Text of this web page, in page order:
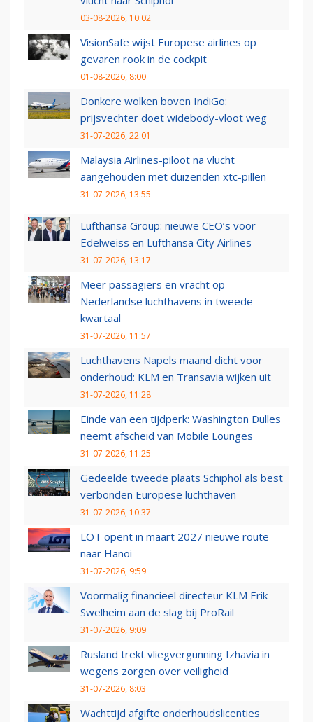
03-08-2026, 10:02
VisionSafe wijst Europese airlines op
gevaren rook in de cockpit
01-08-2026, 8:00
Donkere wolken boven IndiGo:
prijsvechter doet widebody-vloot weg
31-07-2026, 22:01
Malaysia Airlines-piloot na vlucht
aangehouden met duizenden xtc-pillen
31-07-2026, 13:55
Lufthansa Group: nieuwe CEO’s voor
Edelweiss en Lufthansa City Airlines
31-07-2026, 13:17
Meer passagiers en vracht op
Nederlandse luchthavens in tweede
kwartaal
31-07-2026, 11:57
Luchthavens Napels maand dicht voor
onderhoud: KLM en Transavia wijken uit
31-07-2026, 11:28
Einde van een tijdperk: Washington Dulles
neemt afscheid van Mobile Lounges
31-07-2026, 11:25
Gedeelde tweede plaats Schiphol als best
verbonden Europese luchthaven
31-07-2026, 10:37
LOT opent in maart 2027 nieuwe route
naar Hanoi
31-07-2026, 9:59
Voormalig financieel directeur KLM Erik
Swelheim aan de slag bij ProRail
31-07-2026, 9:09
Rusland trekt vliegvergunning Izhavia in
wegens zorgen over veiligheid
31-07-2026, 8:03
Wachttijd afgifte onderhoudslicenties